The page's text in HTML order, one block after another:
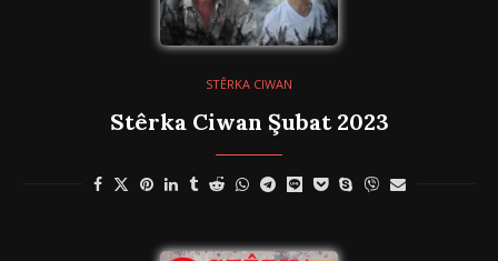
STÊRKA CIWAN
Stêrka Ciwan Şubat 2023